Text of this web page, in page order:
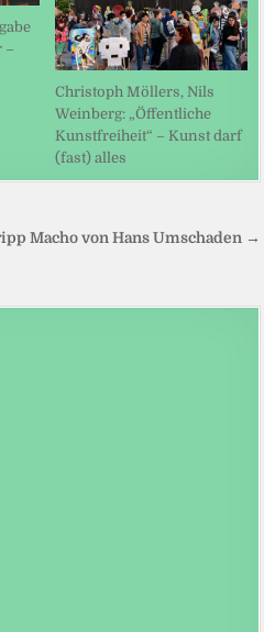
–
Christoph Möllers, Nils
Weinberg: „Öffentliche
Kunstfreiheit“ – Kunst darf
(fast) alles
Macho von Hans Umschaden →